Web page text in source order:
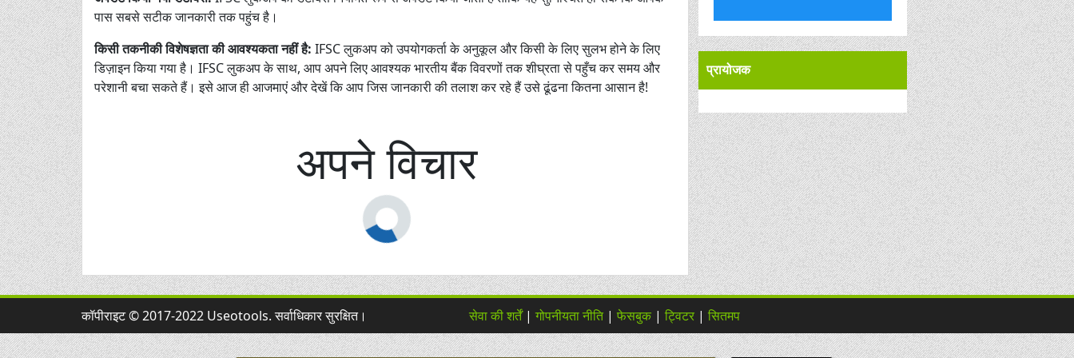
पास सबसे सटीक जानकारी तक पहुंच है।
किसी तकनीकी विशेषज्ञता की आवश्यकता नहीं है: IFSC लुकअप को उपयोगकर्ता के अनुकूल और किसी के लिए सुलभ होने के लिए
डिज़ाइन किया गया है। IFSC लुकअप के साथ, आप अपने लिए आवश्यक भारतीय बैंक विवरणों तक शीघ्रता से पहुँच कर समय और
परेशानी बचा सकते हैं। इसे आज ही आजमाएं और देखें कि आप जिस जानकारी की तलाश कर रहे हैं उसे ढूंढना कितना आसान है!
अपने विचार
प्रायोजक
कॉपीराइट © 2017-2022 Useotools. सर्वाधिकार सुरक्षित। सेवा की शर्तें| गोपनीयता नीति| फेसबुक | ट्विटर | सितमप